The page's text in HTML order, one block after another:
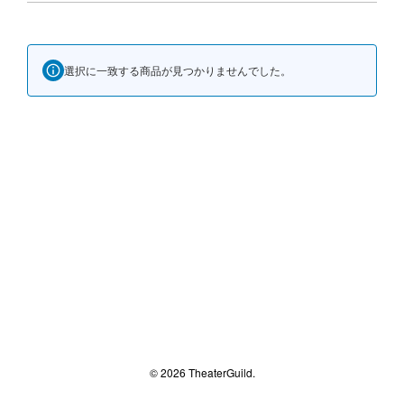
選択に一致する商品が見つかりませんでした。
© 2026 TheaterGuild.